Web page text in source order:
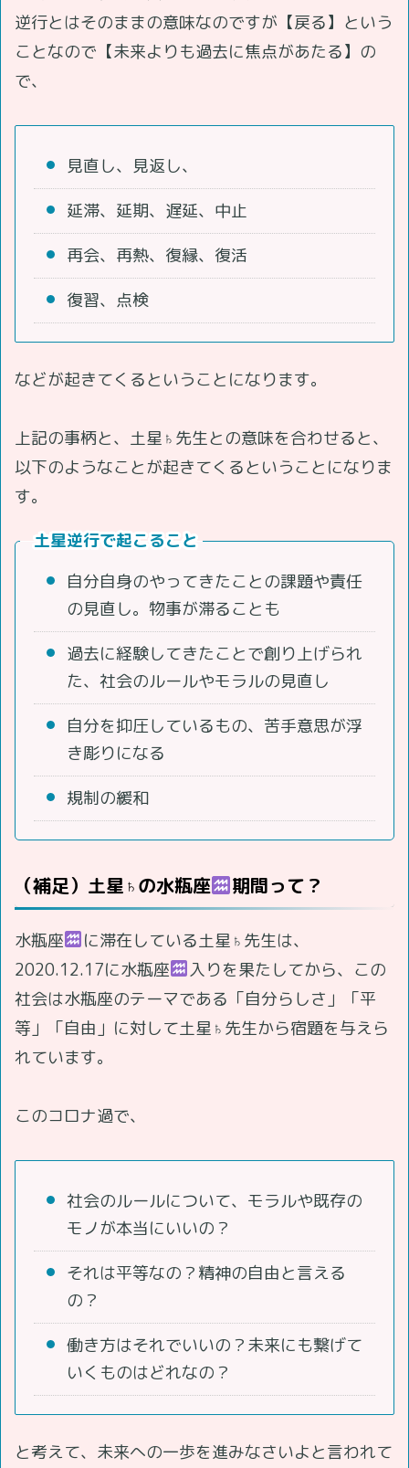
逆行とはそのままの意味なのですが【戻る】という
ことなので【未来よりも過去に焦点があたる】の
で、
見直し、見返し、
延滞、延期、遅延、中止
再会、再熱、復縁、復活
復習、点検
などが起きてくるということになります。
上記の事柄と、土星♄先生との意味を合わせると、
以下のようなことが起きてくるということになりま
す。
土星逆行で起こること
自分自身のやってきたことの課題や責任
の見直し。物事が滞ることも
過去に経験してきたことで創り上げられ
た、社会のルールやモラルの見直し
自分を抑圧しているもの、苦手意思が浮
き彫りになる
規制の緩和
（補足）土星♄の水瓶座 期間って？
水瓶座
に滞在している土星♄先生は、
2020.12.17に水瓶座
入りを果たしてから、この
社会は水瓶座のテーマである「自分らしさ」「平
等」「自由」に対して土星♄先生から宿題を与えら
れています。
このコロナ過で、
社会のルールについて、モラルや既存の
モノが本当にいいの？
それは平等なの？精神の自由と言える
の？
働き方はそれでいいの？未来にも繋げて
いくものはどれなの？
と考えて、未来への一歩を進みなさいよと言われて